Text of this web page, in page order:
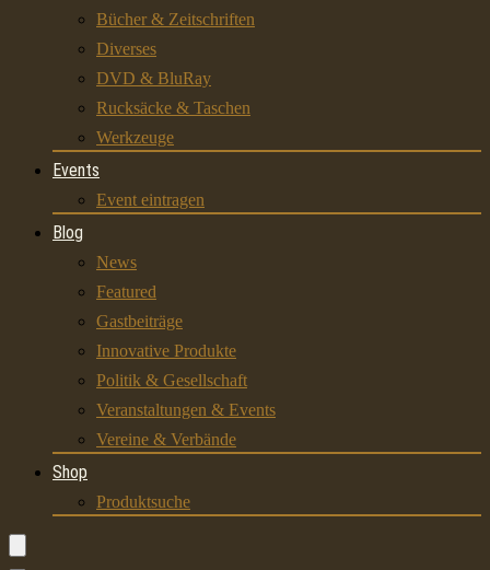
Bücher & Zeitschriften
Diverses
DVD & BluRay
Rucksäcke & Taschen
Werkzeuge
Events
Event eintragen
Blog
News
Featured
Gastbeiträge
Innovative Produkte
Politik & Gesellschaft
Veranstaltungen & Events
Vereine & Verbände
Shop
Produktsuche